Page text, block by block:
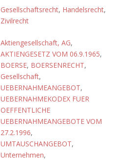
Gesellschaftsrecht, Handelsrecht,
Zivilrecht
Aktiengesellschaft, AG,
AKTIENGESETZ VOM 06.9.1965,
BOERSE, BOERSENRECHT,
Gesellschaft,
UEBERNAHMEANGEBOT,
UEBERNAHMEKODEX FUER
OEFFENTLICHE
UEBERNAHMEANGEBOTE VOM
27.2.1996,
UMTAUSCHANGEBOT,
Unternehmen,